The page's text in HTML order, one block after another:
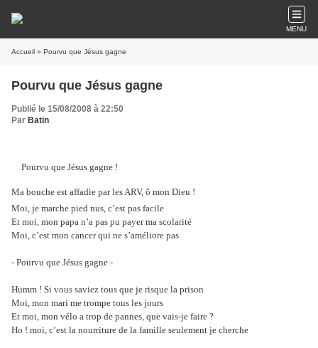
MENU
Accueil » Pourvu que Jésus gagne
Pourvu que Jésus gagne
Publié le 15/08/2008 à 22:50
Par Batin
Pourvu que Jésus gagne !
Ma bouche est affadie par les ARV, ô mon Dieu !
Moi, je marche pied nus, c’est pas facile
Et moi, mon papa n’a pas pu payer ma scolarité
Moi, c’est mon cancer qui ne s’améliore pas
- Pourvu que Jésus gagne -
Humm ! Si vous saviez tous que je risque la prison
Moi, mon mari me trompe tous les jours
Et moi, mon vélo a trop de pannes, que vais-je faire ?
Ho ! moi, c’est la nourriture de la famille seulement je cherche